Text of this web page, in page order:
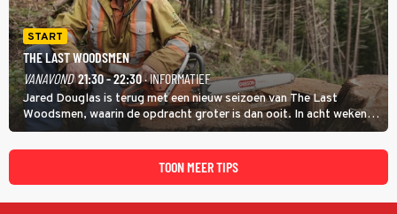
START
THE LAST WOODSMEN
VANAVOND 21:30 - 22:30· INFORMATIEF
Jared Douglas is terug met een nieuw seizoen van The Last
Woodsmen, waarin de opdracht groter is dan ooit. In acht weken
tijd probeert hij een miljoen dollar bij elkaar te vergaren om de
toekomst van het houthakkersbedrijf te verzekeren.
TOON MEER TIPS